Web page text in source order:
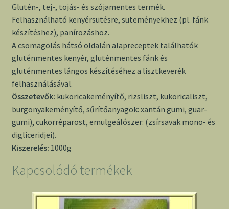
Glutén-, tej-, tojás- és szójamentes termék.
Felhasználható kenyérsütésre, süteményekhez (pl. fánk
készítéshez), panírozáshoz.
A csomagolás hátsó oldalán alapreceptek találhatók
gluténmentes kenyér, gluténmentes fánk és
gluténmentes lángos készítéséhez a lisztkeverék
felhasználásával.
Összetevők: kukoricakeményítő, rizsliszt, kukoricaliszt,
burgonyakeményítő, sűrítőanyagok: xantán gumi, guar-
gumi), cukorréparost, emulgeálószer: (zsírsavak mono- és
digliceridjei).
Kiszerelés: 1000g
Kapcsolódó termékek